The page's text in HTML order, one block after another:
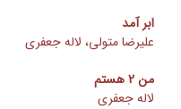
ابر آمد
علیرضا متولی، لاله جعفری
من 2 هستم
لاله جعفری